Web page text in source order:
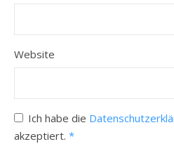
Website
Ich habe die
akzeptiert. *